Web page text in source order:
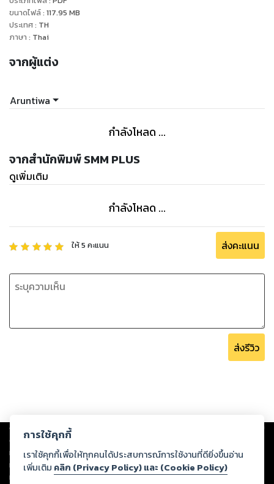
ขนาดไฟล์: 117.95 MB
ประเทศ: TH
ภาษา : Thai
จากผู้แต่ง
Aruntiwa
กำลังโหลด ...
จากสำนักพิมพ์ SMM PLUS
ดูเพิ่มเติม
กำลังโหลด ...
ให้5 คะแนน ส่งคะแนน
ส่งรีวิว
Copyright © 2026
ต่อผลงานหรือเนื้อหาใดที่อัปโหลดผ่านเว็บไซต์และปรากฏว่าละเมิดสิทธิใน
ทรัพย์สินทางปัญญาของบุคคลอื่นหรือขัดต่อกฎหมายและศีลธรรม ดังนั้น ผู้อ่าน
ทุกท่านโปรดใช้วิจารณญาณในการกลั่นกรองด้วยตนเอง และหากท่านพบว่าส่วน
หนึ่งส่วนใดขัดต่อกฎหมายและศีลธรรม กรุณาแจ้งมายังบริษัท เพื่อทีมงานจะได้
การใช้คุกกี้
เราใช้คุกกี้เพื่อให้ทุกคนได้ประสบการณ์การใช้งานที่ดียิ่งขึ้นอ่าน
เพิ่มเติม คลิก (Privacy Policy) และ (Cookie Policy)